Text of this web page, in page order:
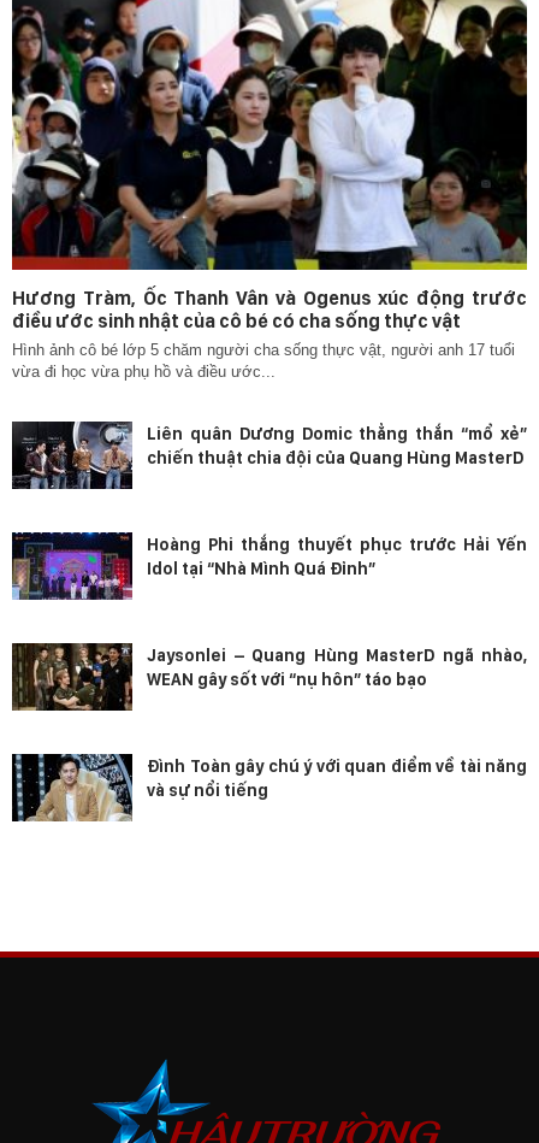
Hương Tràm, Ốc Thanh Vân và Ogenus xúc động trước
điều ước sinh nhật của cô bé có cha sống thực vật
Hình ảnh cô bé lớp 5 chăm người cha sống thực vật, người anh 17 tuổi
vừa đi học vừa phụ hồ và điều ước...
Liên quân Dương Domic thẳng thắn “mổ xẻ”
chiến thuật chia đội của Quang Hùng MasterD
Hoàng Phi thắng thuyết phục trước Hải Yến
Idol tại “Nhà Mình Quá Đỉnh”
Jaysonlei – Quang Hùng MasterD ngã nhào,
WEAN gây sốt với “nụ hôn” táo bạo
Đình Toàn gây chú ý với quan điểm về tài năng
và sự nổi tiếng